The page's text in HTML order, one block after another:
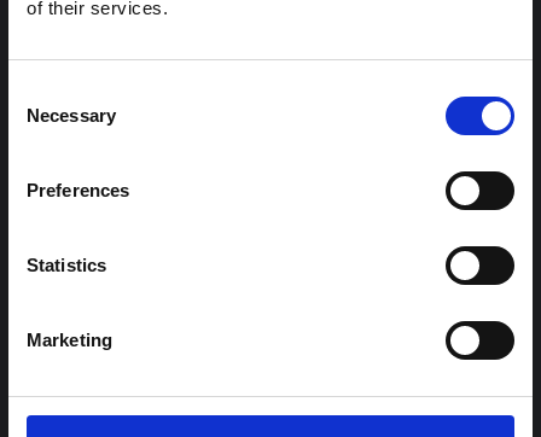
of their services.
Selection
Necessary
Preferences
Statistics
Marketing
شرط
ملاحظة سياقية حول تفشي إيبولا بونديبوغيو
في إيتوري (2026)
حاليًا بتفشي فيروس إيبولا بوندييبوغيو. لا تتناول المذكرة مباشرة
الأخبار والتطورات الأخيرة في الاستجابة لفيروس إيبولا، بل تقدم
هال للعلوم المفتوحة